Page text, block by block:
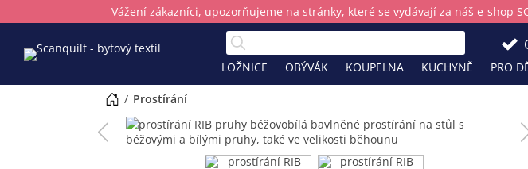
Vážení zákazníci, upozorňujeme na stránky, které se vydávají za náš e-shop
LOŽNICE OBÝVÁK KOUPELNA KUCHYNĚ PRO
/ prostírání